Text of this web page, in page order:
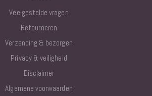
Veelgestelde vragen
Retourneren
Verzending & bezorgen
Privacy & veiligheid
Disclaimer
Algemene voorwaarden